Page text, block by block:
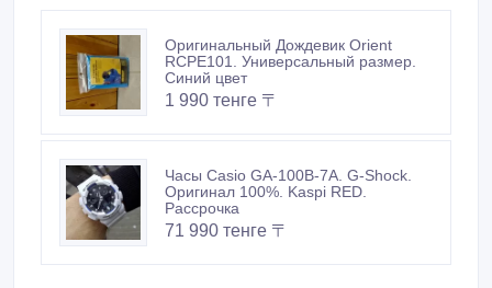
Оригинальный Дождевик Orient
RCPE101. Универсальный размер.
Синий цвет
1 990 тенге 〒
Часы Casio GA-100B-7A. G-Shock.
Оригинал 100%. Kaspi RED.
Рассрочка
71 990 тенге 〒